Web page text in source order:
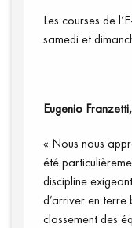
Les courses de
samedi et
Eugenio
« Nous nous
été
discipline
d’arriver en
classement des